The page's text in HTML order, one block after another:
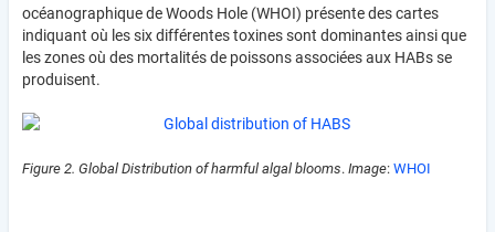
océanographique de Woods Hole (WHOI) présente des cartes
indiquant où les six différentes toxines sont dominantes ainsi que
les zones où des mortalités de poissons associées aux HABs se
produisent.
Figure 2. Global Distribution of harmful algal blooms. Image: WHOI